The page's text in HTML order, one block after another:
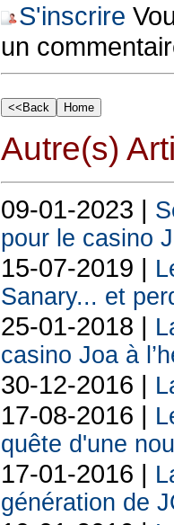
S'inscrire
un
Autre(s)
09-01-2023 |
pour le casino
15-07-2019 |
Sanary... et
25-01-2018 |
casino Joa à
30-12-2016 |
17-08-2016 |
quête d'une
17-01-2016 |
génération de